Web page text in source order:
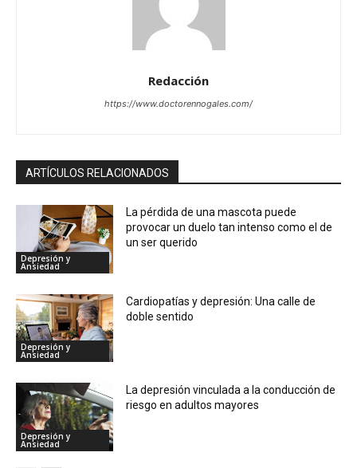
Redacción
https://www.doctorennogales.com/
ARTÍCULOS RELACIONADOS
Depresión y
Ansiedad
La pérdida de una mascota puede
provocar un duelo tan intenso como el de
un ser querido
Depresión y
Ansiedad
Cardiopatías y depresión: Una calle de
doble sentido
Depresión y
Ansiedad
La depresión vinculada a la conducción de
riesgo en adultos mayores